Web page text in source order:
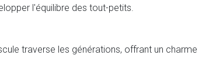
l'équilibre des tout-petits.
traverse les générations, offrant un charme